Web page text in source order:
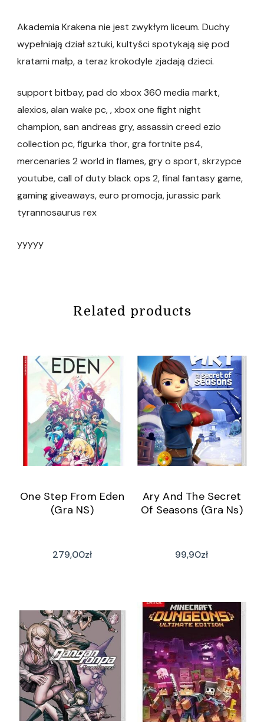
Akademia Krakena nie jest zwykłym liceum. Duchy
wypełniają dział sztuki, kultyści spotykają się pod
kratami małp, a teraz krokodyle zjadają dzieci.
support bitbay, pad do xbox 360 media markt,
alexios, alan wake pc, , xbox one fight night
champion, san andreas gry, assassin creed ezio
collection pc, figurka thor, gra fortnite ps4,
mercenaries 2 world in flames, gry o sport, skrzypce
youtube, call of duty black ops 2, final fantasy game,
gaming giveaways, euro promocja, jurassic park
tyrannosaurus rex
yyyyy
Related products
One Step From Eden
(Gra NS)
279,00zł
Ary And The Secret
Of Seasons (Gra Ns)
99,90zł